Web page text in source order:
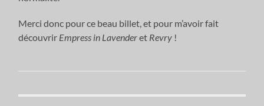
Merci donc pour ce beau billet, et pour m’avoir fait
découvrir Empress in Lavenderet Revry !